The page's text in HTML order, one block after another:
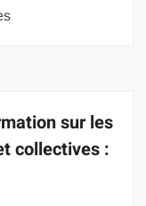
sur les
collectives :